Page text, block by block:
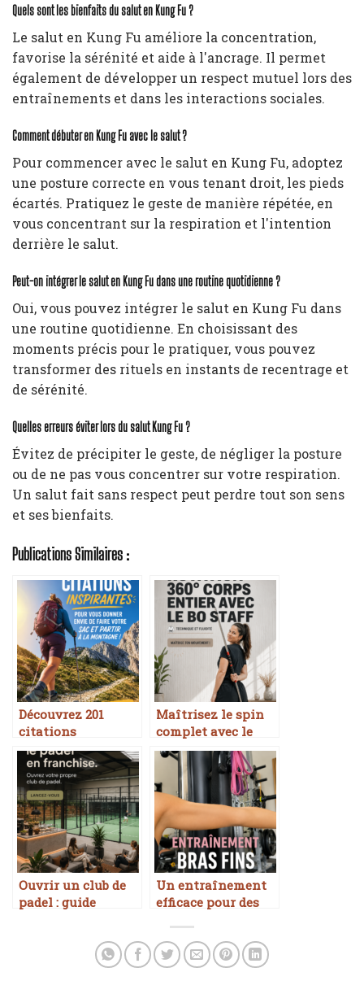
Quels sont les bienfaits du salut en Kung Fu ?
Le salut en Kung Fu améliore la concentration,
favorise la sérénité et aide à l'ancrage. Il permet
également de développer un respect mutuel lors des
entraînements et dans les interactions sociales.
Comment débuter en Kung Fu avec le salut ?
Pour commencer avec le salut en Kung Fu, adoptez
une posture correcte en vous tenant droit, les pieds
écartés. Pratiquez le geste de manière répétée, en
vous concentrant sur la respiration et l'intention
derrière le salut.
Peut-on intégrer le salut en Kung Fu dans une routine quotidienne ?
Oui, vous pouvez intégrer le salut en Kung Fu dans
une routine quotidienne. En choisissant des
moments précis pour le pratiquer, vous pouvez
transformer des rituels en instants de recentrage et
de sérénité.
Quelles erreurs éviter lors du salut Kung Fu ?
Évitez de précipiter le geste, de négliger la posture
ou de ne pas vous concentrer sur votre respiration.
Un salut fait sans respect peut perdre tout son sens
et ses bienfaits.
Publications Similaires :
Découvrez 201
citations
inspirantes pour
les amoureux de la
randonnée
Maîtrisez le spin
complet avec le
bâton de combat
Ouvrir un club de
padel : guide
Un entraînement
efficace pour des